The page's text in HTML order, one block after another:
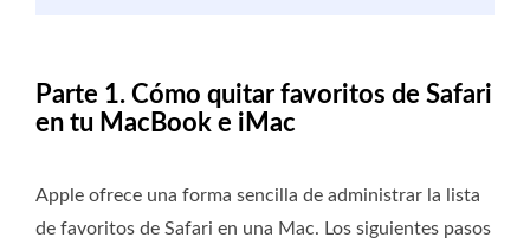
Parte 1. Cómo quitar favoritos de Safari
en tu MacBook e iMac
Apple ofrece una forma sencilla de administrar la lista
de favoritos de Safari en una Mac. Los siguientes pasos